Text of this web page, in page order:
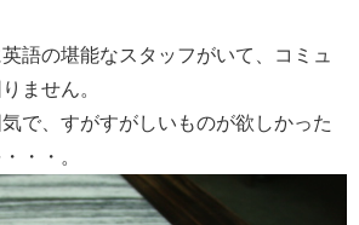
語の堪能なスタッフがいて、コミュ
ません。
で、すがすがしいものが欲しかった
・・。